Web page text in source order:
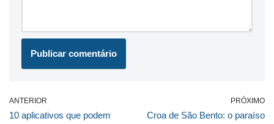
ANTERIOR
10 aplicativos que podem
PRÓXIMO
Croa de São Bento: o paraíso